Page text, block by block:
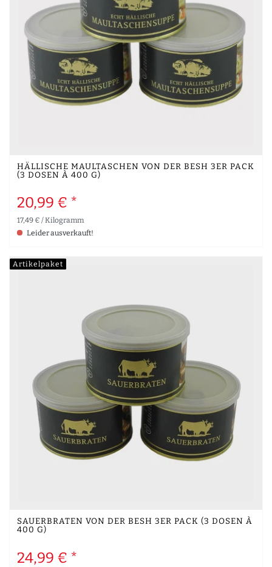
HÄLLISCHE MAULTASCHEN VON DER BESH 3ER PACK
(3 DOSEN À 400 G)
20,99 € *
17,49 € / Kilogramm
Leider ausverkauft!
Artikelpaket
SAUERBRATEN VON DER BESH 3ER PACK (3 DOSEN À
400 G)
24,99 € *